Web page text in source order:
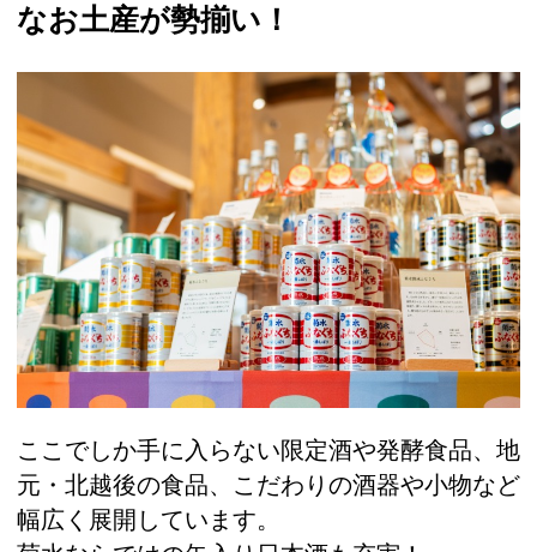
なお土産が勢揃い！
ここでしか手に入らない限定酒や発酵食品、地
元・北越後の食品、こだわりの酒器や小物など
幅広く展開しています。